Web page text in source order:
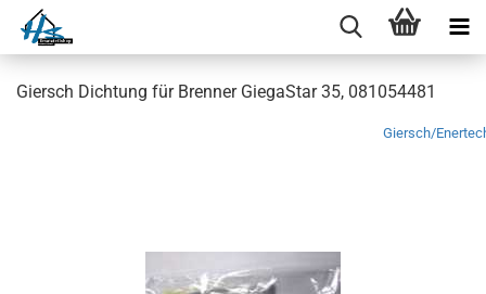
Giersch Dichtung für Brenner GiegaStar 35, 081054481
Giersch/